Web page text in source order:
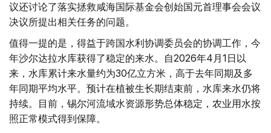
议还讨论了落实拯救咸海国际基金会创始国元首理事会会议
决议所提出相关任务的问题。
值得一提的是，得益于跨国水利协调委员会的协调工作，今
年沙尔达拉水库获得了稳定的来水。自2026年4月1日以
来，水库累计来水量约为30亿立方米，高于去年同期及多
年同期平均水平。预计在植被生长期结束前，水库来水仍将
持续。目前，锡尔河流域水资源形势总体稳定，农业用水按
照正常模式得到保障。